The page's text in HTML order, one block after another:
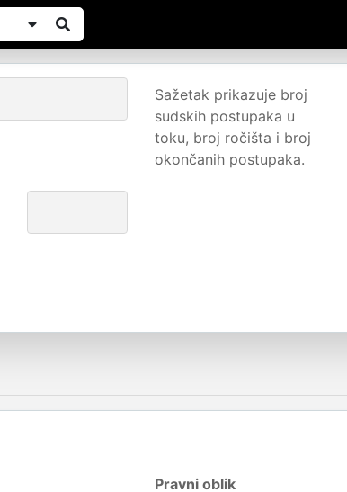
Sažetak prikazuje broj
sudskih postupaka u
toku, broj ročišta i broj
okončanih postupaka.
Pravni oblik